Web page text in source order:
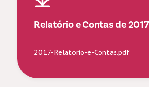
Relatório e Contas de 2017
2017-Relatorio-e-Contas.pdf